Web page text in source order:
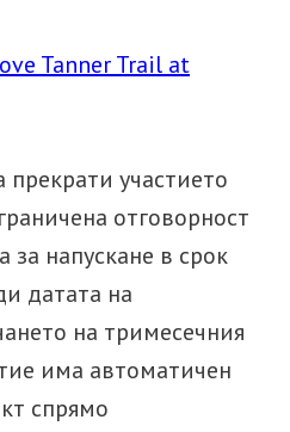
участието
отговорност
за напускане в срок
датата на
на тримесечния
има автоматичен
спрямо